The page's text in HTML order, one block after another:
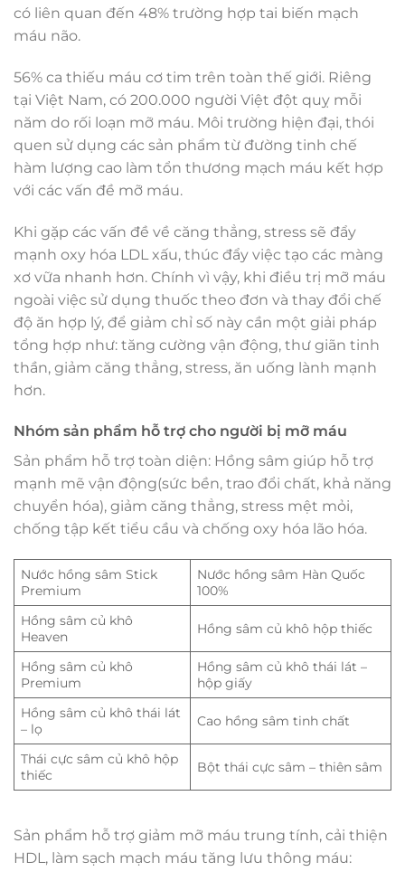
có liên quan đến 48% trường hợp tai biến mạch
máu não.
56% ca thiếu máu cơ tim trên toàn thế giới. Riêng
tại Việt Nam, có 200.000 người Việt đột quỵ mỗi
năm do rối loạn mỡ máu. Môi trường hiện đại, thói
quen sử dụng các sản phẩm từ đường tinh chế
hàm lượng cao làm tổn thương mạch máu kết hợp
với các vấn đề mỡ máu.
Khi gặp các vấn đề về căng thẳng, stress sẽ đẩy
mạnh oxy hóa LDL xấu, thúc đẩy việc tạo các màng
xơ vữa nhanh hơn. Chính vì vậy, khi điều trị mỡ máu
ngoài việc sử dụng thuốc theo đơn và thay đổi chế
độ ăn hợp lý, để giảm chỉ số này cần một giải pháp
tổng hợp như: tăng cường vận động, thư giãn tinh
thần, giảm căng thẳng, stress, ăn uống lành mạnh
hơn.
Nhóm sản phẩm hỗ trợ cho người bị mỡ máu
Sản phẩm hỗ trợ toàn diện: Hồng sâm giúp hỗ trợ
mạnh mẽ vận động(sức bền, trao đổi chất, khả năng
chuyển hóa), giảm căng thẳng, stress mệt mỏi,
chống tập kết tiểu cầu và chống oxy hóa lão hóa.
Nước hồng sâm Stick
Premium
Nước hồng sâm Hàn Quốc
100%
Hồng sâm củ khô
Heaven
Hồng sâm củ khô hộp thiếc
Hồng sâm củ khô
Premium
Hồng sâm củ khô thái lát –
hộp giấy
Hồng sâm củ khô thái lát
– lọ
Cao hồng sâm tinh chất
Thái cực sâm củ khô hộp
thiếc
Bột thái cực sâm – thiên sâm
Sản phẩm hỗ trợ giảm mỡ máu trung tính, cải thiện
HDL, làm sạch mạch máu tăng lưu thông máu: